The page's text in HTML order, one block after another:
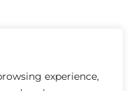
experience,
pacienții cu